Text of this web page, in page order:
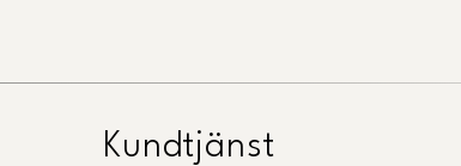
Kundtjänst